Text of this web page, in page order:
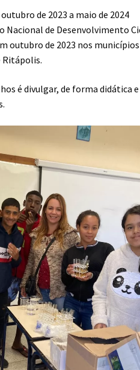
de 2023 a maio de 2024
Nacional de Desenvolvimento
outubro de 2023 nos
Ritápolis.
é divulgar, de forma didática